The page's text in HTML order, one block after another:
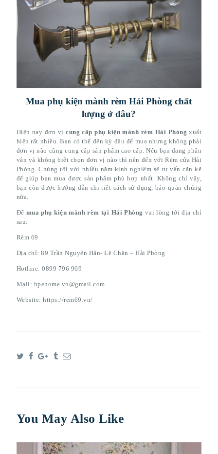
Mua phụ kiện mành rèm Hải Phòng chất
lượng ở đâu?
Hiện nay đơn vịcung cấp phụ kiện mành rèm Hải Phòng xuất
hiện rất nhiều. Bạn có thể đến kỳ đâu để mua nhưng không phải
đơn vị nào cũng cung cấp sản phẩm cao cấp. Nếu bạn đang phân
vân và không biết chọn đơn vị nào thì nên đến với Rèm cửa Hải
Phòng. Chúng tôi với nhiều năm kinh nghiệm sẽ tư vấn cặn kẽ
để giúp bạn mua được sản phẩm phù hợp nhất. Không chỉ vậy,
bạn còn được hướng dẫn chi tiết cách sử dụng, bảo quản chúng
nữa.
Để mua phụ kiện mành rèm tại Hải Phòng vui lòng tới địa chỉ
sau:
Rèm 69
Địa chỉ: 89 Trần Nguyên Hãn- Lê Chân – Hải Phòng
Hotline: 0899 796 969
Mail: hpehome.vn@gmail.com
Website: https://rem69.vn/
You May Also Like